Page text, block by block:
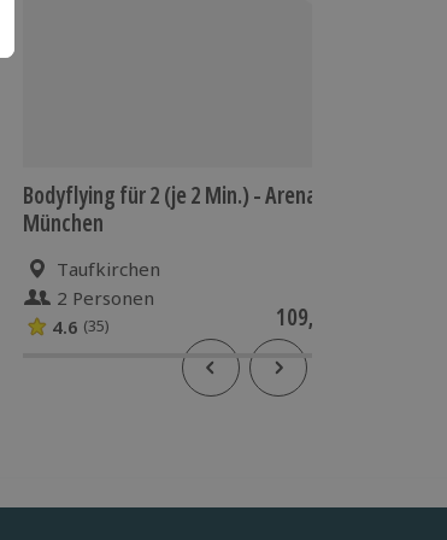
Bodyflying für 2 (je 2 Min.) - Arena
München
Taufkirchen
2 Personen
4.6 (35) 109,90 €